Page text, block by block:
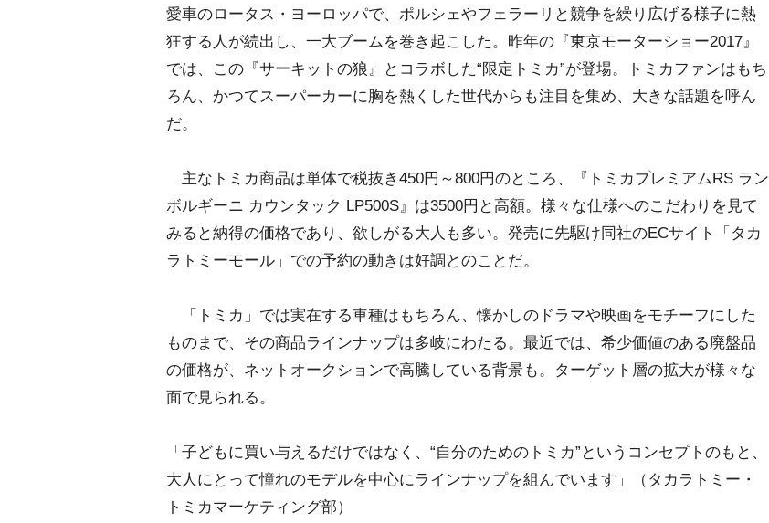
愛車のロータス・ヨーロッパで、ポルシェやフェラーリと競争を繰り広げる様子に熱
狂する人が続出し、一大ブームを巻き起こした。昨年の『東京モーターショー2017』
では、この『サーキットの狼』とコラボした“限定トミカ”が登場。トミカファンはもち
ろん、かつてスーパーカーに胸を熱くした世代からも注目を集め、大きな話題を呼ん
だ。
主なトミカ商品は単体で税抜き450円～800円のところ、『トミカプレミアムRS ラン
ボルギーニ カウンタック LP500S』は3500円と高額。様々な仕様へのこだわりを見て
みると納得の価格であり、欲しがる大人も多い。発売に先駆け同社のECサイト「タカ
ラトミーモール」での予約の動きは好調とのことだ。
「トミカ」では実在する車種はもちろん、懐かしのドラマや映画をモチーフにした
ものまで、その商品ラインナップは多岐にわたる。最近では、希少価値のある廃盤品
の価格が、ネットオークションで高騰している背景も。ターゲット層の拡大が様々な
面で見られる。
「子どもに買い与えるだけではなく、“自分のためのトミカ”というコンセプトのもと、
大人にとって憧れのモデルを中心にラインナップを組んでいます」（タカラトミー・
トミカマーケティング部）